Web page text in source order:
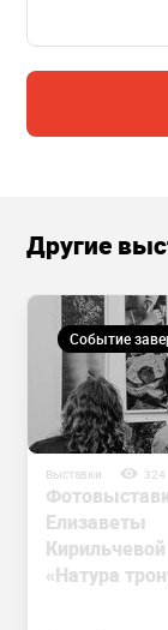
Другие
Событие
Выставки 324
Елизаветы
Кирильчевой
«Натура